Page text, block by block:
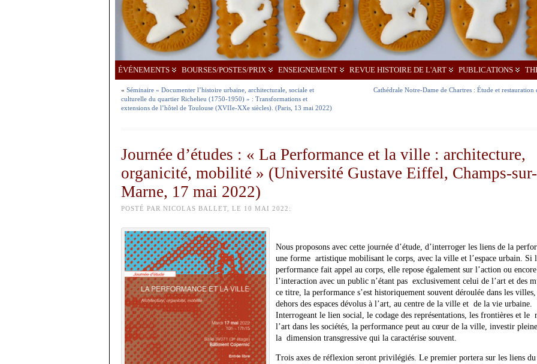
ÉVÉNEMENTS BOURSES/POSTES/PRIX ENSEIGNEMENT REVUE HISTOIRE DE L'ART PUBLICATIONS
« Séminaire « Documenter l’histoire urbaine, architecturale, sociale et
culturelle du quartier Richelieu (1750-1950) » : Transformations et
extensions de l’hôtel de Toulouse (XVIIe-XXe siècles). (Paris, 13 mai 2022)
Cathédrale Notre-Dame de Chartres : Étude et restauration
Journée d’études : « La Performance et la ville : architecture,
organicité, mobilité » (Université Gustave Eiffel, Champs-sur-
Marne, 17 mai 2022)
POSTÉ PAR NICOLAS BALLET, LE 10 MAI 2022:
Nous proposons avec cette journée d’étude, d’interroger les liens de la
une forme artistique mobilisant le corps, avec la ville et l’espace urbain. Si
performance fait appel au corps, elle repose également sur l’action ou
l’interaction avec un public n’étant pas exclusivement celui de l’art et des
ce titre, la performance s’est historiquement souvent déroulée dans les villes,
dehors des espaces dévolus à l’art, au centre de la ville et de la vie urbaine.
Interrogeant le lien social, le codage des représentations, les frontières et le
l’art dans les sociétés, la performance peut au cœur de la ville, investir
la dimension transgressive qui la caractérise souvent.
Trois axes de réflexion seront privilégiés. Le premier portera sur les liens du